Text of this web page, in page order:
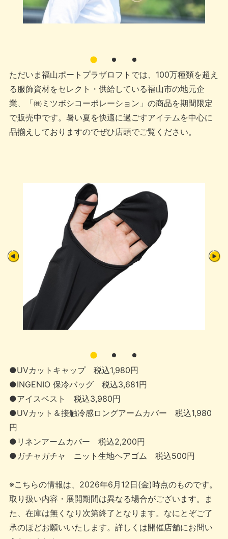
ただいま福山ポートプラザロフトでは、100万種類を超え
る服飾資材をセレクト・供給している福山市の地元企
業、「㈱ミツボシコーポレーション」の商品を期間限定
で販売中です。暑い夏を快適に過ごすアイテムを中心に
品揃えしておりますのでぜひ店頭でご覧ください。
●UVカットキャップ 税込1,980円
●INGENIO 保冷バッグ 税込3,681円
●アイスベスト 税込3,980円
●UVカット＆接触冷感ロングアームカバー 税込1,980
円
●リネンアームカバー 税込2,200円
●ガチャガチャ ニット生地ヘアゴム 税込500円
※こちらの情報は、2026年6月12日(金)時点のものです。
取り扱い内容・展開期間は異なる場合がございます。ま
た、在庫は無くなり次第終了となります。なにとぞご了
承のほどお願いいたします。詳しくは開催店舗にお問い